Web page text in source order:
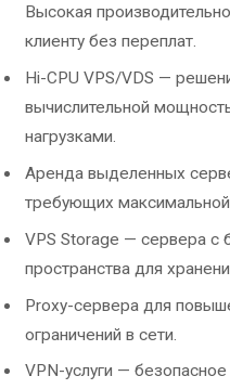
Высокая
клиенту без переплат.
Hi-CPU VPS/VDS —
вычислительной
нагрузками.
Аренда выделенных
требующих
VPS Storage — сервера
пространства для
Proxy-сервера для
ограничений в сети.
VPN-услуги —